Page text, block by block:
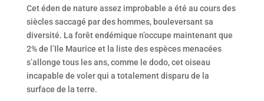
Cet éden de nature assez improbable a été au cours des
siècles saccagé par des hommes, bouleversant sa
diversité. La forêt endémique n’occupe maintenant que
2% de l’Ile Maurice et la liste des espèces menacées
s’allonge tous les ans, comme le dodo, cet oiseau
incapable de voler qui a totalement disparu de la
surface de la terre.